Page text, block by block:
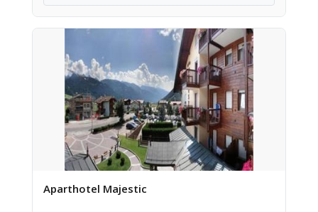
Aparthotel Majestic